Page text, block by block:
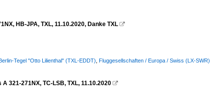
HB-JPA, TXL, 11.10.2020, Danke TXL 
Tegel "Otto Lilienthal" (TXL-EDDT) Fluggesellschaften / Europa / Swiss (LX-SWR)
321-271NX, TC-LSB, TXL, 11.10.2020 